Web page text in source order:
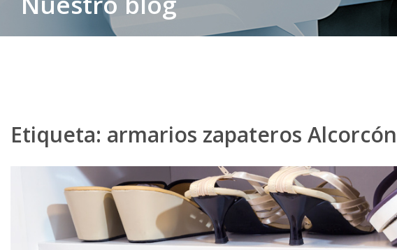
Etiqueta: armarios zapateros Alcorcón